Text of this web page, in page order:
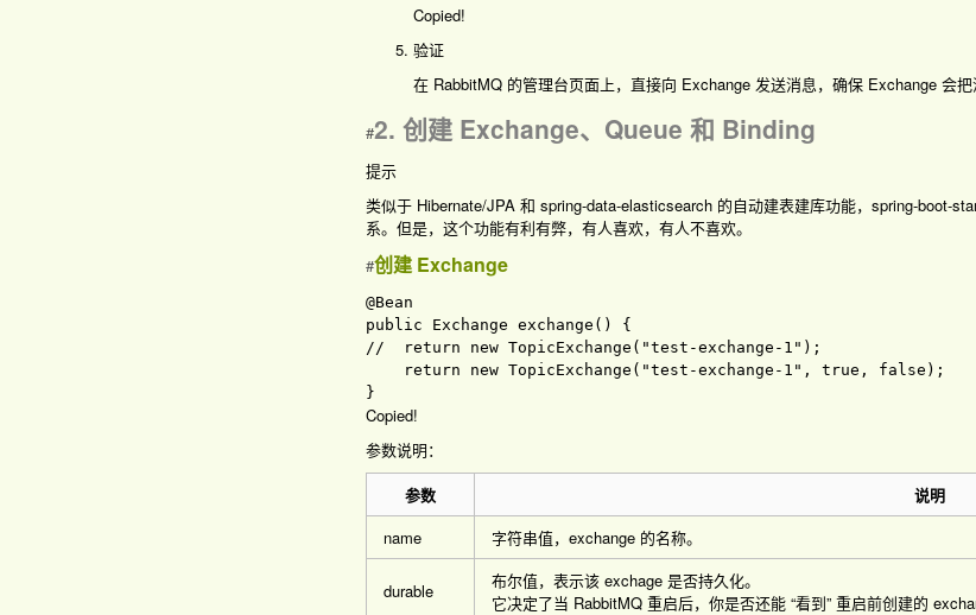
Copied!
验证
在 RabbitMQ 的管理台页面上，直接向 Exchange 发送消息，确保 Exchange 会
#2. 创建 Exchange、Queue 和 Binding
提示
类似于 Hibernate/JPA 和 spring-data-elasticsearch 的自动建表建库功能，spring-boot-
系。但是，这个功能有利有弊，有人喜欢，有人不喜欢。
#创建 Exchange
public Exchange exchange ( )
//  return new TopicExchange("test-exchange-1");
return new TopicExchange ( "test-exchange-1" , true , false )
Copied!
参数说明：
参数
说明
name
字符串值，exchange 的名称。
durable
布尔值，表示该 exchage 是否持久化。
它决定了当 RabbitMQ 重启后，你是否还能 “看到” 重启前创建的